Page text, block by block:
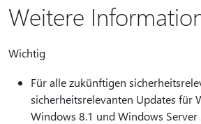
Weitere
Wichtig
Für alle zukünftigen
sicherheitsrelevanten Updates für
Windows 8.1 und Windows Server